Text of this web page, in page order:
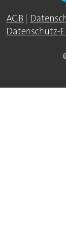
AGB |
Datenschutz-